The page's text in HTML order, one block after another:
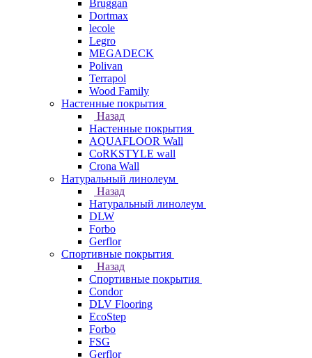
Bruggan
Dortmax
lecole
Legro
MEGADECK
Polivan
Terrapol
Wood Family
Настенные покрытия
Назад
Настенные покрытия
AQUAFLOOR Wall
CoRKSTYLE wall
Crona Wall
Натуральный линолеум
Назад
Натуральный линолеум
DLW
Forbo
Gerflor
Спортивные покрытия
Назад
Спортивные покрытия
Condor
DLV Flooring
EcoStep
Forbo
FSG
Gerflor